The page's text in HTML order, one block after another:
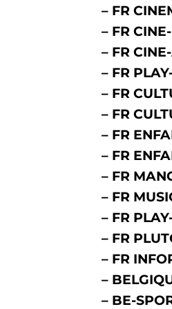
– FR
– FR
– FR
– FR
– FR
– FR
– FR
– FR
– FR
– FR
– FR
– FR
– FR
–
– BE-